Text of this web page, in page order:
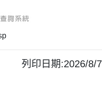
列印日期:2026/8/7